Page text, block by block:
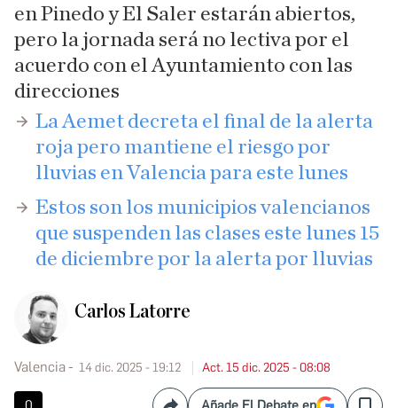
en Pinedo y El Saler estarán abiertos,
pero la jornada será no lectiva por el
acuerdo con el Ayuntamiento con las
direcciones
La Aemet decreta el final de la alerta
roja pero mantiene el riesgo por
lluvias en Valencia para este lunes
Estos son los municipios valencianos
que suspenden las clases este lunes 15
de diciembre por la alerta por lluvias
Carlos Latorre
Valencia 14 dic. 2025 - 19:12 Act. 15 dic. 2025 - 08:08